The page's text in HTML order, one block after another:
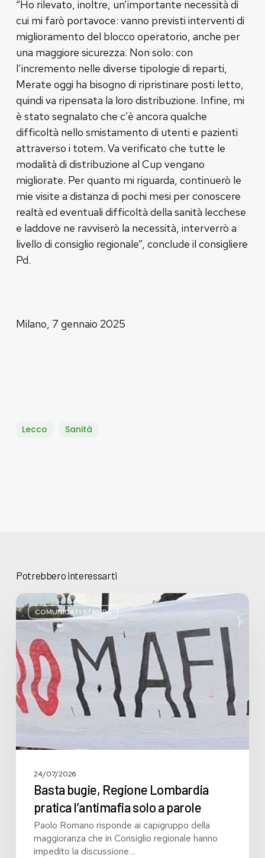
“Ho rilevato, inoltre, un’importante necessità di
cui mi farò portavoce: vanno previsti interventi di
miglioramento del blocco operatorio, anche per
una maggiore sicurezza. Non solo: con
l’incremento nelle diverse tipologie di reparti,
Merate oggi ha bisogno di ripristinare posti letto,
quindi va ripensata la loro distribuzione. Infine, mi
è stato segnalato che c’è ancora qualche
difficoltà nello smistamento di utenti e pazienti
attraverso i totem. Va verificato che tutte le
modalità di distribuzione al Cup vengano
migliorate. Per quanto mi riguarda, continuerò le
mie visite a distanza di pochi mesi per conoscere
realtà ed eventuali difficoltà della sanità lecchese
e laddove ne ravviserò la necessità, interverrò a
livello di consiglio regionale”, conclude il consigliere
Pd.
Milano, 7 gennaio 2025
Lecco Sanità
Potrebbero interessarti
COMUNICATI STAMPA
Basta
bugie,
Regione
Lombardia
pratica
l’antimafia
solo
a
parole
24/07/2026
Basta bugie, Regione Lombardia
pratica l’antimafia solo a parole
Paolo Romano risponde ai capigruppo della
maggioranza che in Consiglio regionale hanno
impedito la discussione…